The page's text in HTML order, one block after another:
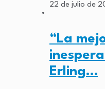
22 de julio de
“La
Erling…